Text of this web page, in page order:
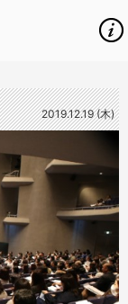
2019.12.19 (木)